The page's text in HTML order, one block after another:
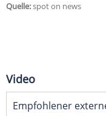
Quelle:spot on news
Video
Empfohlener